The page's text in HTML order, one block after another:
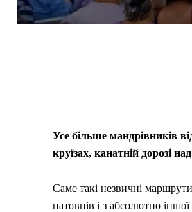
Усе більше мандрівників
круїзах, канатній дорозі
Саме такі незвичні
натовпів і з абсолютно